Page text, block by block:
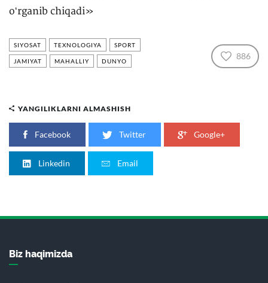
oʻrganib chiqadi»
SIYOSAT TEXNOLOGIYA SPORT
JAMIYAT MAHALLIY DUNYO 886
YANGILIKLARNI ALMASHISH
Facebook Twitter Google+
Linkedin Email
Biz haqimizda